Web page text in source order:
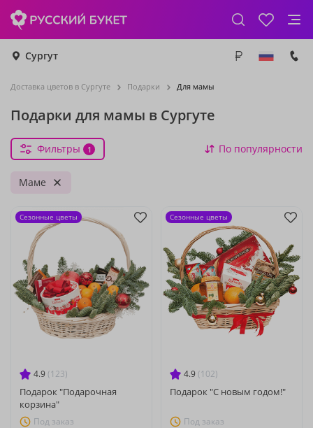
Сургут
Доставка цветов в Сургуте Подарки Для мамы
Подарки для мамы в Сургуте
Фильтры 1 По популярности
Маме
4.9 (123)
Подарок "Подарочная
корзина"
Под заказ
Сезонные цветы
4.9 (102)
Подарок "С новым годом!"
Под заказ
Сезонные цветы